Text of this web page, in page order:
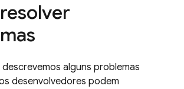
alguns problemas
desenvolvedores podem